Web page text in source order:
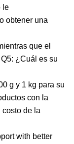
le
obtener una
que el
¿Cuál es su
g y 1 kg para su
con la
de la
with better